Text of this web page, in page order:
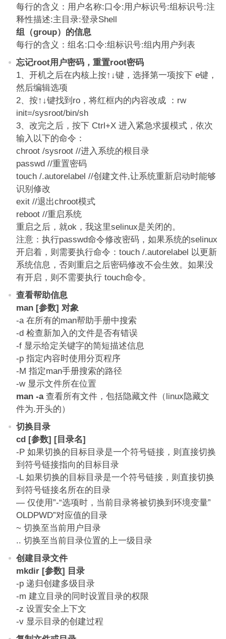
每行的含义：用户名称:口令:用户标识号:组标识号:注
释性描述:主目录:登录Shell
组（group）的信息
每行的含义：组名:口令:组标识号:组内用户列表
忘记root用户密码，重置root密码
1、开机之后在内核上按↑↓键，选择第一项按下 e键，
然后编辑选项
2、按↑↓键找到ro，将红框内的内容改成 ：rw
init=/sysroot/bin/sh
3、改完之后，按下 Ctrl+X 进入紧急求援模式，依次
输入以下的命令：
chroot /sysroot //进入系统的根目录
passwd //重置密码
touch /.autorelabel //创建文件,让系统重新启动时能够
识别修改
exit //退出chroot模式
reboot //重启系统
重启之后，就ok，我这里selinux是关闭的。
注意：执行passwd命令修改密码，如果系统的selinux
开启着，则需要执行命令：touch /.autorelabel 以更新
系统信息，否则重启之后密码修改不会生效。如果没
有开启，则不需要执行 touch命令。
查看帮助信息
man [参数] 对象
-a 在所有的man帮助手册中搜索
-d 检查新加入的文件是否有错误
-f 显示给定关键字的简短描述信息
-p 指定内容时使用分页程序
-M 指定man手册搜索的路径
-w 显示文件所在位置
man -a查看所有文件，包括隐藏文件（linux隐藏文
件为.开头的）
切换目录
cd [参数] [目录名]
-P 如果切换的目标目录是一个符号链接，则直接切换
到符号链接指向的目标目录
-L 如果切换的目标目录是一个符号链接，则直接切换
到符号链接名所在的目录
— 仅使用”-“选项时，当前目录将被切换到环境变量”
OLDPWD”对应值的目录
~ 切换至当前用户目录
.. 切换至当前目录位置的上一级目录
创建目录文件
mkdir [参数] 目录
-p 递归创建多级目录
-m 建立目录的同时设置目录的权限
-z 设置安全上下文
-v 显示目录的创建过程